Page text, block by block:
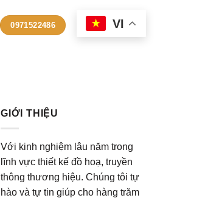
0971522486 VI
GIỚI THIỆU
Với kinh nghiệm lâu năm trong
lĩnh vực thiết kế đồ hoạ, truyền
thông thương hiệu. Chúng tôi tự
hào và tự tin giúp cho hàng trăm